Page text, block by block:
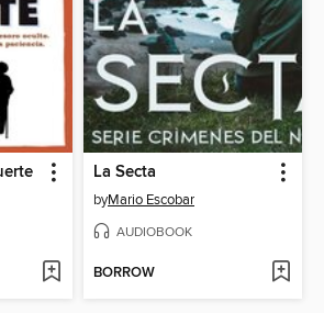
La Secta
byMario Escobar
AUDIOBOOK
BORROW